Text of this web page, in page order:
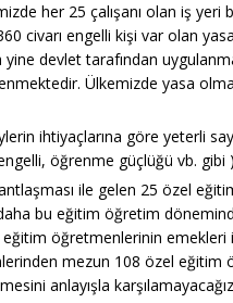
her 25 çalışanı olan iş yeri
civarı engelli kişi var olan
devlet tarafından
Ülkemizde yasa
ihtiyaçlarına göre yeterli
öğrenme güçlüğü vb. gibi )
ile gelen 25 özel
bu eğitim öğretim
öğretmenlerinin
mezun 108 özel eğitim
anlayışla